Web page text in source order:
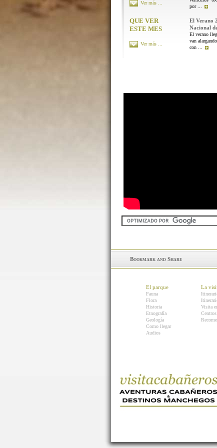
por ...
Ver más ...
QUE VER
ESTE MES
El Verano
Nacional
El verano
van
con ...
Ver más ...
El parque
Fauna
Flora
Historia
Etnografía
Geología
Como llegar
Audios
La
Visita